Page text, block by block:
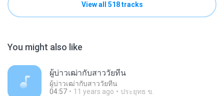
View all 518 tracks
You might also like
ผู้บ่าวเฒ่ากับสาววัยทีน
ผู้บ่าวเฒ่ากับสาววัยทีน
04:57
11 years ago ประยุทธ ข.